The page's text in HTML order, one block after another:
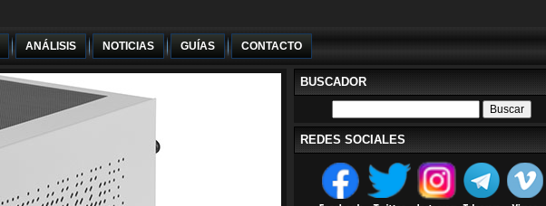
ANÁLISIS NOTICIAS GUÍAS CONTACTO
BUSCADOR
REDES SOCIALES